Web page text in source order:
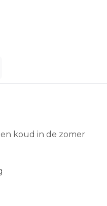
koud in de zomer